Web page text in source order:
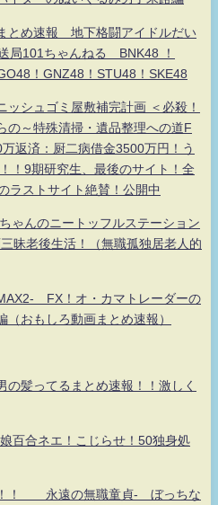
とめ速報 地下格闘アイドルだい
局101ちゃんねる BNK48 ！
！GNZ48！STU48！SKE48
ッシュゴミ屋敷補完計画 ＜必殺！
の～特殊清掃・遺品整理への道F
返済：厨二病借金3500万円！う
！9期研究生、最後のサイト！全
ラストサイト絶賛！公開中
ゃんのニートッフルステーション
昧老後生活！（無職孤独居老人的
FX！オ・カマトレーダーの
おもしろ動画まとめ速報）
の髪ってるまとめ速報！！激しく
百合ネエ！こじらせ！50独身処
！！ 永遠の無職童貞- ぼっちな